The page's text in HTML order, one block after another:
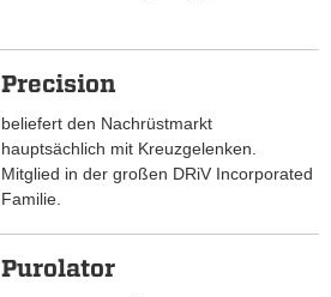
Precision
beliefert den Nachrüstmarkt
hauptsächlich mit Kreuzgelenken.
Mitglied in der großen DRiV Incorporated
Familie.
Purolator